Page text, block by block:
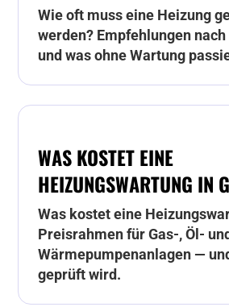
Wie oft muss eine Heizung
werden? Empfehlungen
und was ohne Wartung
WAS KOSTET EINE
HEIZUNGSWARTUNG IN
Was kostet eine
Preisrahmen für Gas-, Öl- und
Wärmepumpenanlagen —
geprüft wird.